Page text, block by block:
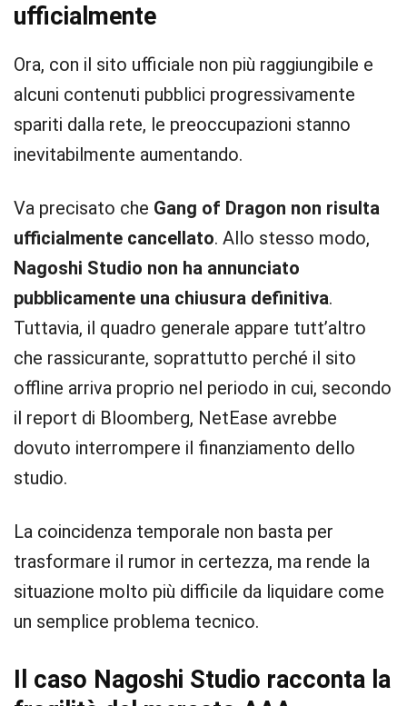
ufficialmente
Ora, con il sito ufficiale non più raggiungibile e
alcuni contenuti pubblici progressivamente
spariti dalla rete, le preoccupazioni stanno
inevitabilmente aumentando.
Va precisato che Gang of Dragon non risulta
ufficialmente cancellato. Allo stesso modo,
Nagoshi Studio non ha annunciato
pubblicamente una chiusura definitiva.
Tuttavia, il quadro generale appare tutt’altro
che rassicurante, soprattutto perché il sito
offline arriva proprio nel periodo in cui, secondo
il report di Bloomberg, NetEase avrebbe
dovuto interrompere il finanziamento dello
studio.
La coincidenza temporale non basta per
trasformare il rumor in certezza, ma rende la
situazione molto più difficile da liquidare come
un semplice problema tecnico.
Il caso Nagoshi Studio racconta la